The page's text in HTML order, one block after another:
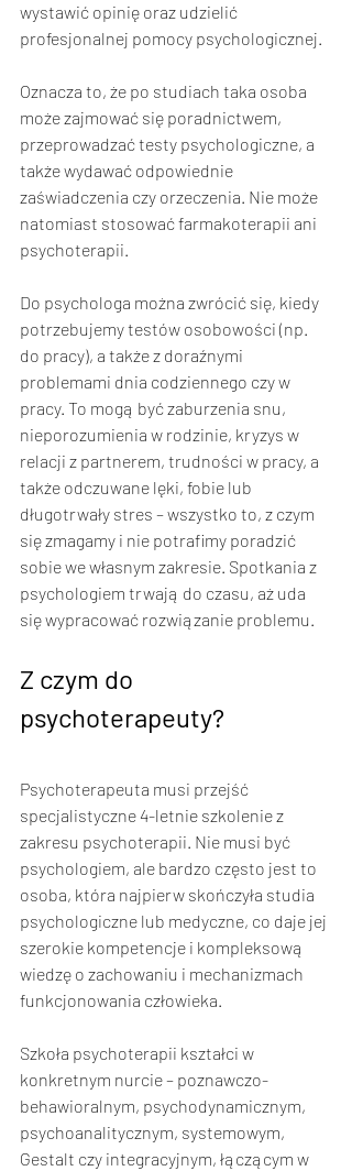
wystawić opinię oraz udzielić
profesjonalnej pomocy psychologicznej.
Oznacza to, że po studiach taka osoba
może zajmować się poradnictwem,
przeprowadzać testy psychologiczne, a
także wydawać odpowiednie
zaświadczenia czy orzeczenia. Nie może
natomiast stosować farmakoterapii ani
psychoterapii.
Do psychologa można zwrócić się, kiedy
potrzebujemy testów osobowości (np.
do pracy), a także z doraźnymi
problemami dnia codziennego czy w
pracy. To mogą być zaburzenia snu,
nieporozumienia w rodzinie, kryzys w
relacji z partnerem, trudności w pracy, a
także odczuwane lęki, fobie lub
długotrwały stres – wszystko to, z czym
się zmagamy i nie potrafimy poradzić
sobie we własnym zakresie. Spotkania z
psychologiem trwają do czasu, aż uda
się wypracować rozwiązanie problemu.
Z czym do
psychoterapeuty?
Psychoterapeuta musi przejść
specjalistyczne 4-letnie szkolenie z
zakresu psychoterapii. Nie musi być
psychologiem, ale bardzo często jest to
osoba, która najpierw skończyła studia
psychologiczne lub medyczne, co daje jej
szerokie kompetencje i kompleksową
wiedzę o zachowaniu i mechanizmach
funkcjonowania człowieka.
Szkoła psychoterapii kształci w
konkretnym nurcie – poznawczo-
behawioralnym, psychodynamicznym,
psychoanalitycznym, systemowym,
Gestalt czy integracyjnym, łączącym w